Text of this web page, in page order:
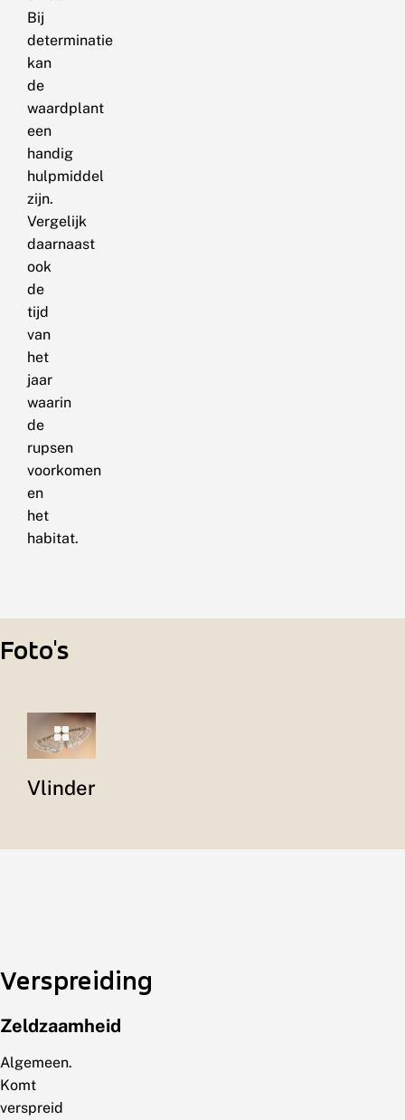
Bij
determinatie
kan
de
waardplant
een
handig
hulpmiddel
zijn.
Vergelijk
daarnaast
ook
de
tijd
van
het
jaar
waarin
de
rupsen
voorkomen
en
het
habitat.
Foto's
Vlinder
Verspreiding
Zeldzaamheid
Algemeen.
Komt
verspreid